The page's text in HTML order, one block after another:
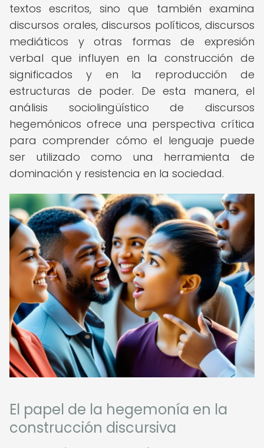
textos escritos, sino que también examina
discursos orales, discursos políticos, discursos
mediáticos y otras formas de expresión
verbal que influyen en la construcción de
significados y en la reproducción de
estructuras de poder. De esta manera, el
análisis sociolingüístico de discursos
hegemónicos ofrece una perspectiva crítica
para comprender cómo el lenguaje puede
ser utilizado como una herramienta de
dominación y resistencia en la sociedad.
El papel de la hegemonía en la
construcción discursiva